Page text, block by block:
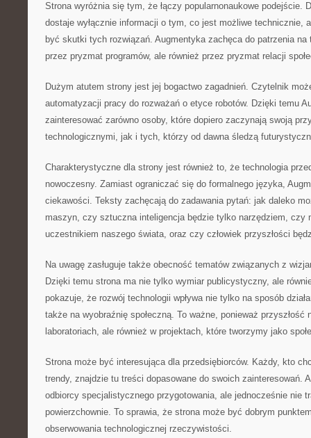
Strona wyróżnia się tym, że łączy popularnonaukowe podejście.
dostaje wyłącznie informacji o tym, co jest możliwe technicznie,
być skutki tych rozwiązań. Augmentyka zachęca do patrzenia
przez pryzmat programów, ale również przez pryzmat relacji
Dużym atutem strony jest jej bogactwo zagadnień. Czytelnik
automatyzacji pracy do rozważań o etyce robotów. Dzięki temu
zainteresować zarówno osoby, które dopiero zaczynają swoją
technologicznymi, jak i tych, którzy od dawna śledzą
Charakterystyczne dla strony jest również to, że technologia
nowoczesny. Zamiast ograniczać się do formalnego języka,
ciekawości. Teksty zachęcają do zadawania pytań: jak daleko
maszyn, czy sztuczna inteligencja będzie tylko narzędziem, czy
uczestnikiem naszego świata, oraz czy człowiek przyszłości
Na uwagę zasługuje także obecność tematów związanych z
Dzięki temu strona ma nie tylko wymiar publicystyczny, ale
pokazuje, że rozwój technologii wpływa nie tylko na sposób
także na wyobraźnię społeczną. To ważne, ponieważ przyszłość
laboratoriach, ale również w projektach, które tworzymy jako
Strona może być interesująca dla przedsiębiorców. Każdy, kto
trendy, znajdzie tu treści dopasowane do swoich zainteresowań.
odbiorcy specjalistycznego przygotowania, ale jednocześnie nie
powierzchownie. To sprawia, że strona może być dobrym
obserwowania technologicznej rzeczywistości.